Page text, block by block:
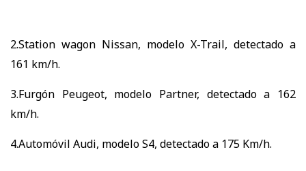
2.Station wagon Nissan, modelo X-Trail, detectado a
161 km/h.
3.Furgón Peugeot, modelo Partner, detectado a 162
km/h.
4.Automóvil Audi, modelo S4, detectado a 175 Km/h.